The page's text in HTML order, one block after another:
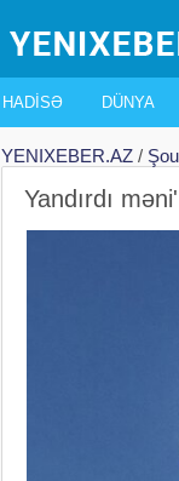
HADISƏ DÜNYA
YENIXEBER.AZ /
Yandırdı